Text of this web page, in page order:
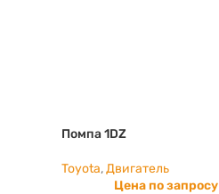
Помпа 1DZ
Toyota,Двигатель
Цена по запросу